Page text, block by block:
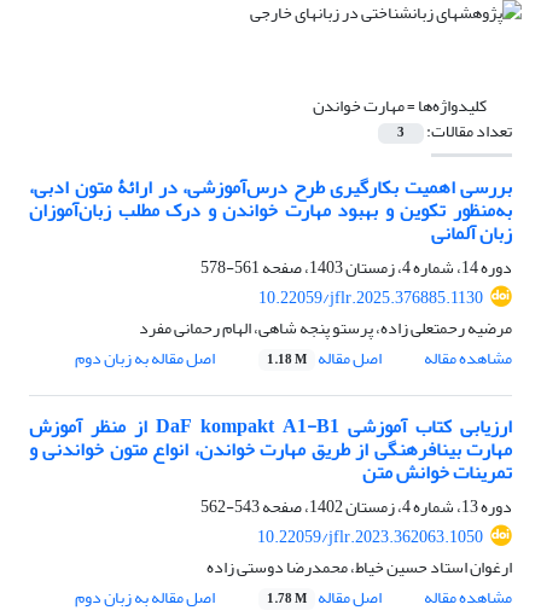
کلیدواژه‌ها =مهارت خواندن
تعداد مقالات: 3
بررسی اهمیت بکارگیری طرح درس‌آموزشی، در ارائۀ متون ادبی،
به‌منظور تکوین و بهبود مهارت خواندن و درک مطلب زبان‌آموزان
زبان آلمانی
دوره 14، شماره 4، زمستان 1403، صفحه
561-578
10.22059/jflr.2025.376885.1130
مرضیه رحمتعلی زاده، پرستو پنجه شاهی، الهام رحمانی مفرد
مشاهده مقاله
اصل مقاله 1.18 M اصل مقاله به زبان دوم
ارزیابی کتاب آموزشی DaF kompakt A1-B1 از منظر آموزش
مهارت بینافرهنگی از طریق مهارت خواندن، انواع متون خواندنی و
تمرینات خوانش متن
دوره 13، شماره 4، زمستان 1402، صفحه
543-562
10.22059/jflr.2023.362063.1050
ارغوان استاد حسین خیاط، محمدرضا دوستی زاده
مشاهده مقاله
اصل مقاله 1.78 M اصل مقاله به زبان دوم